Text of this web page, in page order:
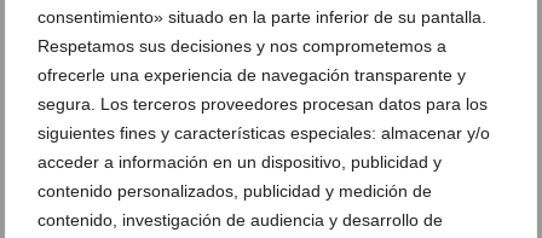
consentimiento» situado en la parte inferior de su pantalla.
Respetamos sus decisiones y nos comprometemos a
ofrecerle una experiencia de navegación transparente y
segura. Los terceros proveedores procesan datos para los
siguientes fines y características especiales: almacenar y/o
acceder a información en un dispositivo, publicidad y
contenido personalizados, publicidad y medición de
contenido, investigación de audiencia y desarrollo de
Ver promociones
Newsletter